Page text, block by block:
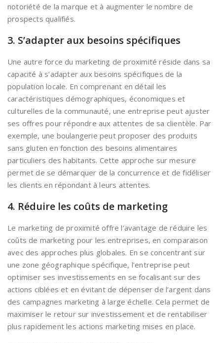
notoriété de la marque et à augmenter le nombre de
prospects qualifiés.
3. S’adapter aux besoins spécifiques
Une autre force du marketing de proximité réside dans sa
capacité à s’adapter aux besoins spécifiques de la
population locale. En comprenant en détail les
caractéristiques démographiques, économiques et
culturelles de la communauté, une entreprise peut ajuster
ses offres pour répondre aux attentes de sa clientèle. Par
exemple, une boulangerie peut proposer des produits
sans gluten en fonction des besoins alimentaires
particuliers des habitants. Cette approche sur mesure
permet de se démarquer de la concurrence et de fidéliser
les clients en répondant à leurs attentes.
4. Réduire les coûts de marketing
Le marketing de proximité offre l’avantage de réduire les
coûts de marketing pour les entreprises, en comparaison
avec des approches plus globales. En se concentrant sur
une zone géographique spécifique, l’entreprise peut
optimiser ses investissements en se focalisant sur des
actions ciblées et en évitant de dépenser de l’argent dans
des campagnes marketing à large échelle. Cela permet de
maximiser le retour sur investissement et de rentabiliser
plus rapidement les actions marketing mises en place.